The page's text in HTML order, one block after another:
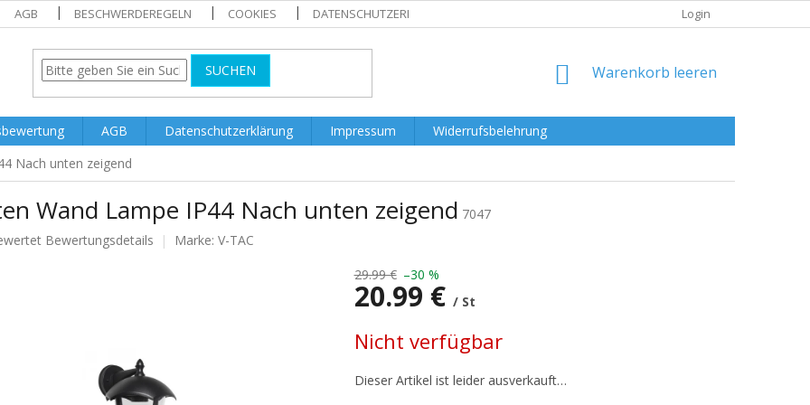
AGB BESCHWERDEREGELN COOKIES DATENSCHUTZERKLÄRUNG Login
SUCHEN WARENKORB
Warenkorb leeren
AGB Datenschutzerklärung Impressum
Widerrufsbelehrung
Nach unten zeigend
Wand Lampe IP44 Nach unten zeigend 7047
Bewertungsdetails Marke: V-TAC
29.99 € –30 %
20.99 € / St
Nicht verfügbar
Dieser Artikel ist leider ausverkauft…